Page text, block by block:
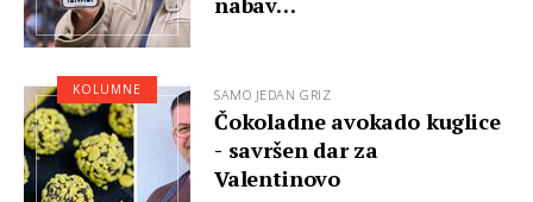
SAMO JEDAN GRIZ
Čokoladne avokado kuglice
- savršen dar za
Valentinovo
KOLUMNE